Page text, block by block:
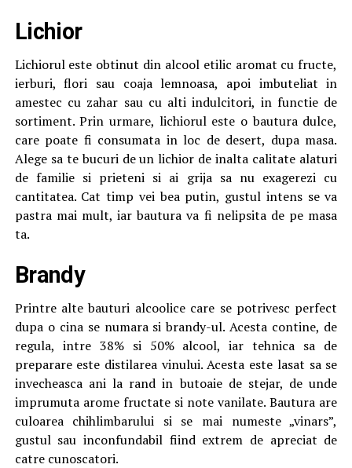
Lichior
Lichiorul este obtinut din alcool etilic aromat cu fructe,
ierburi, flori sau coaja lemnoasa, apoi imbuteliat in
amestec cu zahar sau cu alti indulcitori, in functie de
sortiment. Prin urmare, lichiorul este o bautura dulce,
care poate fi consumata in loc de desert, dupa masa.
Alege sa te bucuri de un lichior de inalta calitate alaturi
de familie si prieteni si ai grija sa nu exagerezi cu
cantitatea. Cat timp vei bea putin, gustul intens se va
pastra mai mult, iar bautura va fi nelipsita de pe masa
ta.
Brandy
Printre alte bauturi alcoolice care se potrivesc perfect
dupa o cina se numara si brandy-ul. Acesta contine, de
regula, intre 38% si 50% alcool, iar tehnica sa de
preparare este distilarea vinului. Acesta este lasat sa se
invecheasca ani la rand in butoaie de stejar, de unde
imprumuta arome fructate si note vanilate. Bautura are
culoarea chihlimbarului si se mai numeste „vinars”,
gustul sau inconfundabil fiind extrem de apreciat de
catre cunoscatori.